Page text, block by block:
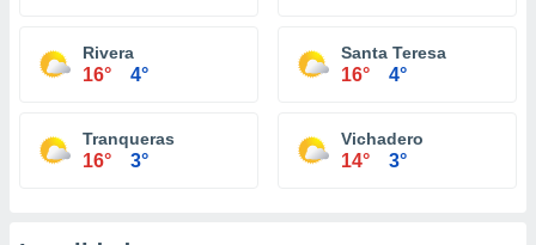
Rivera
16° 4°
Santa Teresa
16° 4°
Tranqueras
16° 3°
Vichadero
14° 3°